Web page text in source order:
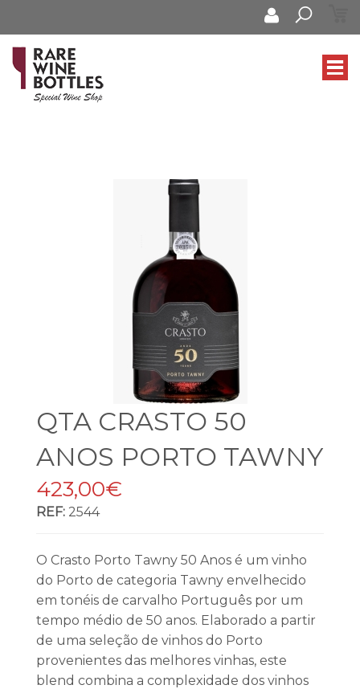
QTA CRASTO 50
ANOS PORTO TAWNY
423,00€
REF: 2544
O Crasto Porto Tawny 50 Anos é um vinho
do Porto de categoria Tawny envelhecido
em tonéis de carvalho Português por um
tempo médio de 50 anos. Elaborado a partir
de uma seleção de vinhos do Porto
provenientes das melhores vinhas, este
blend combina a complexidade dos vinhos